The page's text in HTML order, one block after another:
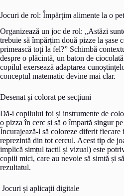
Jocuri de rol: Împărțim alimente la o
Organizează un joc de rol: „Astăzi
trebuie să împărțim două pizze la șase
primească toți la fel?” Schimbă
despre o plăcintă, un baton de
copilul exersează adaptarea
conceptul matematic devine mai clar.
Desenat și colorat pe secțiuni
Dă-i copilului foi și instrumente de
o pizza în cerc și să o împartă singur
Încurajează-l să coloreze diferit fiecare
reprezintă din tot cercul. Acest tip de
implică simțul tactil și vizual) este
copiii mici, care au nevoie să simtă și
rezultatul.
Jocuri și aplicații digitale